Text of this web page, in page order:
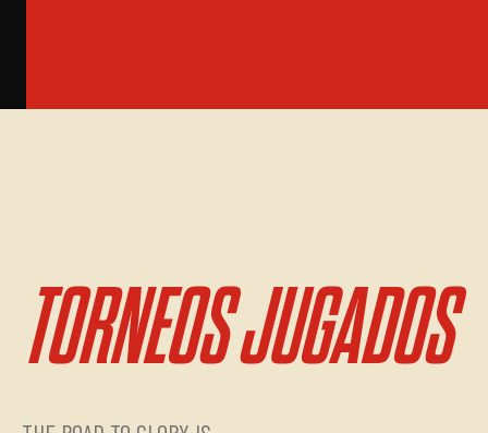
TORNEOS JUGADOS